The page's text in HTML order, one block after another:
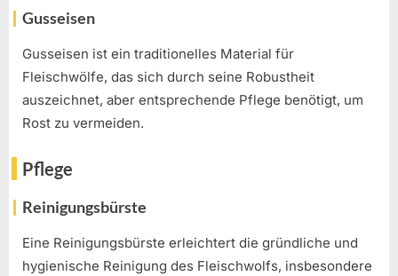
Gusseisen
Gusseisen ist ein traditionelles Material für
Fleischwölfe, das sich durch seine Robustheit
auszeichnet, aber entsprechende Pflege benötigt, um
Rost zu vermeiden.
Pflege
Reinigungsbürste
Eine Reinigungsbürste erleichtert die gründliche und
hygienische Reinigung des Fleischwolfs, insbesondere